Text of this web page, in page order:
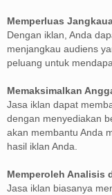
Memperluas
Dengan iklan, Anda
menjangkau audiens
peluang untuk
Memaksimalkan
Jasa iklan dapat
dengan menyediakan
akan membantu Anda
hasil iklan Anda.
Memperoleh Analisis
Jasa iklan biasanya